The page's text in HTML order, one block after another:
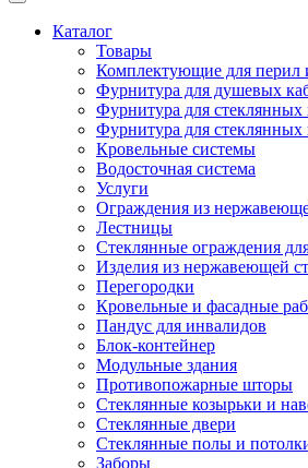
Каталог
Товары
Комплектующие для перил
Фурнитура для душевых
Фурнитура для стеклянных
Фурнитура для стеклянных
Кровельные системы
Водосточная система
Услуги
Ограждения из
Лестницы
Стеклянные ограждения
Изделия из нержавеющей
Перегородки
Кровельные и фасадные
Пандус для инвалидов
Блок-контейнер
Модульные здания
Противопожарные шторы
Стеклянные козырьки и
Стеклянные двери
Стеклянные полы и
Заборы